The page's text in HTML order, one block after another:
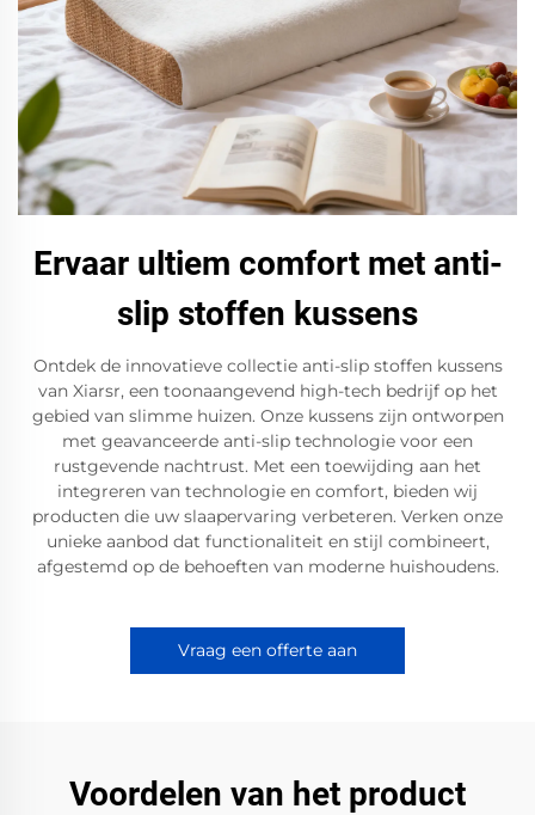
Ervaar ultiem comfort met anti-
slip stoffen kussens
Ontdek de innovatieve collectie anti-slip stoffen kussens
van Xiarsr, een toonaangevend high-tech bedrijf op het
gebied van slimme huizen. Onze kussens zijn ontworpen
met geavanceerde anti-slip technologie voor een
rustgevende nachtrust. Met een toewijding aan het
integreren van technologie en comfort, bieden wij
producten die uw slaapervaring verbeteren. Verken onze
unieke aanbod dat functionaliteit en stijl combineert,
afgestemd op de behoeften van moderne huishoudens.
Vraag een offerte aan
Voordelen van het product